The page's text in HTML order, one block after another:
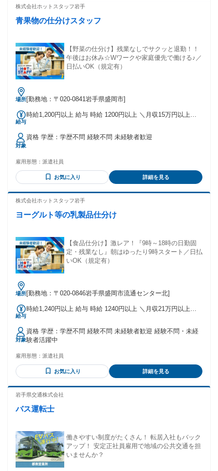
株式会社ホットスタッフ岩手
青果物の仕分けスタッフ
【野菜の仕分け】残業なしでサクッと退勤！！
午後はお休み☆Wワークや家庭優先で働ける♪／
日払いOK（規定有）
場所[勤務地：〒020-0841岩手県盛岡市]
給与
時給1,200円以上 給与 時給 1200円以上 ＼月収15万円以上～
内、1000円単位で申請可能！ 申請日から最短当日中に受取可
能（規定あり） 交通費：交通費支給
対象
資格 学歴：学歴不問 経験不問 未経験者歓迎
雇用形態： 派遣社員
お気に入り 詳細を見る
株式会社ホットスタッフ岩手
ヨーグルト等の乳製品仕分け
【食品仕分け】激レア！『9時～18時の日勤固
定・残業なし』朝はゆったり9時スタート／日払
いOK（規定有）
場所[勤務地：〒020-0846岩手県盛岡市流通センター北]
給与
時給1,240円以上 給与 時給 1240円以上 ＼月収21万円以上～
交通費を規定支給 【前払い制度あり】 時給×稼働時間分の
内、1000円単位で申請可能！ 申請日から最短当日中に受取可
対象
資格 学歴：学歴不問 経験不問 未経験者歓迎 経験不問・未経
験者活躍中
雇用形態： 派遣社員
お気に入り 詳細を見る
岩手県交通株式会社
バス運転士
働きやすい制度がたくさん！ 転居入社もバック
アップ！ 安定正社員雇用で地域の公共交通を担
いませんか？